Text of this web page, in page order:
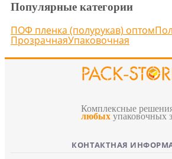
Популярные категории
ПОФ пленка (полурукав) оптом
ПрозрачнаяУпаковочная
Комплексные
любых упаковочных
КОНТАКТНАЯ